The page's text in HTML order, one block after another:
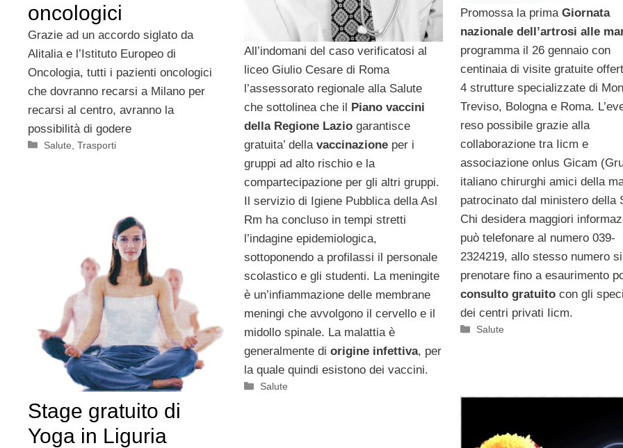
oncologici
Grazie ad un accordo siglato da
Alitalia e l’Istituto Europeo di
Oncologia, tutti i pazienti oncologici
che dovranno recarsi a Milano per
recarsi al centro, avranno la
possibilità di godere
Categorie
Salute ,Trasporti
All’indomani del caso verificatosi al
liceo Giulio Cesare di Roma
l’assessorato regionale alla Salute
che sottolinea che il Piano vaccini
della Regione Laziogarantisce
gratuita’ della vaccinazioneper i
gruppi ad alto rischio e la
compartecipazione per gli altri gruppi.
Il servizio di Igiene Pubblica della Asl
Rm ha concluso in tempi stretti
l’indagine epidemiologica,
sottoponendo a profilassi il personale
scolastico e gli studenti. La meningite
è un’infiammazione delle membrane
meningi che avvolgono il cervello e il
midollo spinale. La malattia è
generalmente di origine infettiva, per
la quale quindi esistono dei vaccini.
Categorie
Salute
Promossa la prima Giornata
nazionale dell’artrosi alle
programma il 26 gennaio con
centinaia di visite gratuite
4 strutture specializzate di
Treviso, Bologna e Roma.
reso possibile grazie alla
collaborazione tra Iicm e
associazione onlus Gicam
italiano chirurghi amici della
patrocinato dal ministero della
Chi desidera maggiori
può telefonare al numero 039-
2324219, allo stesso numero
prenotare fino a esaurimento
consulto gratuitocon gli
dei centri privati Iicm.
Categorie
Salute
Stage gratuito di
Yoga in Liguria